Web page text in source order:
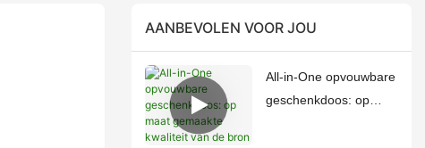
AANBEVOLEN VOOR JOU
All-in-One opvouwbare
geschenkdoos: op